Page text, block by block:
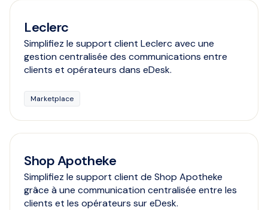
Leclerc
Simplifiez le support client Leclerc avec une
gestion centralisée des communications entre
clients et opérateurs dans eDesk.
Marketplace
Shop Apotheke
Simplifiez le support client de Shop Apotheke
grâce à une communication centralisée entre les
clients et les opérateurs sur eDesk.